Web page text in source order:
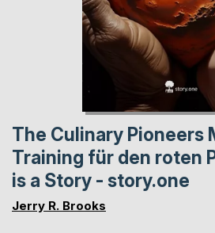
The Culinary Pioneers
Training für den roten
is a Story - story.one
Jerry R. Brooks